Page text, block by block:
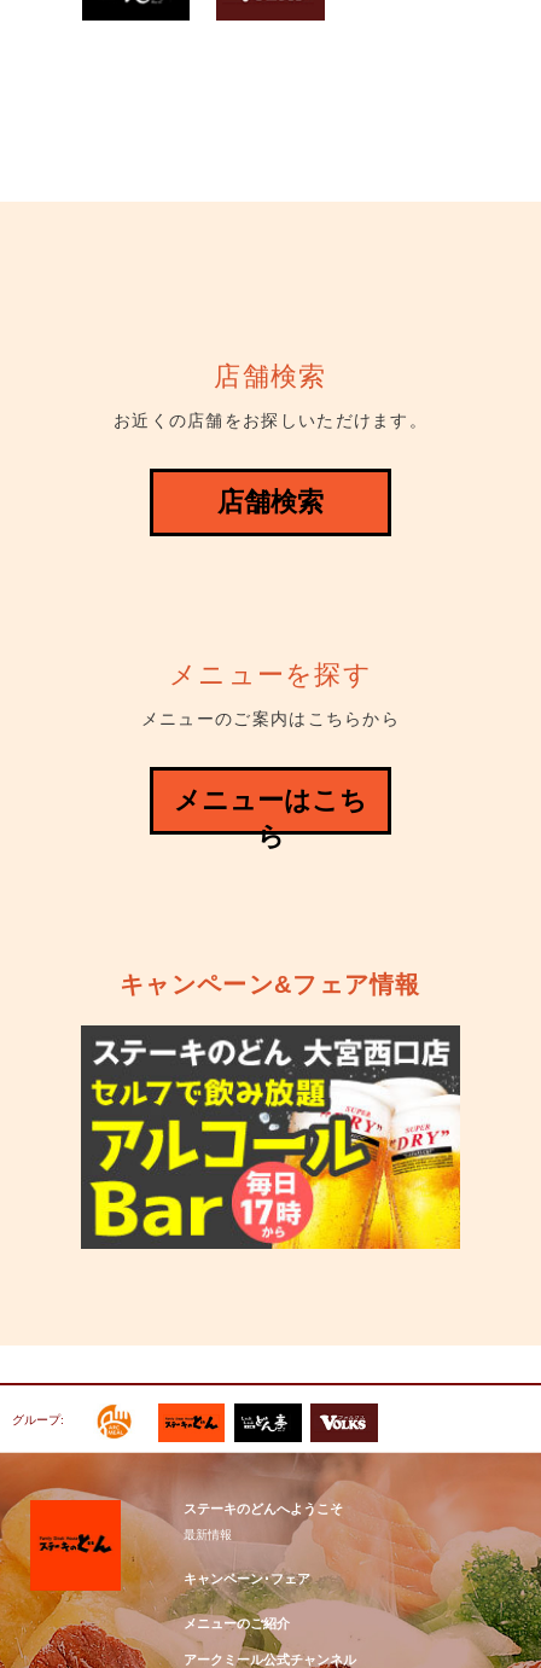
店舗検索
お近くの店舗をお探しいただけます。
店舗検索
メニューを探す
メニューのご案内はこちらから
メニューはこち
ら
キャンペーン&フェア情報
グループ:
ステーキのどんへようこそ
最新情報
キャンペーン･フェア
メニューのご紹介
アークミール公式チャンネル